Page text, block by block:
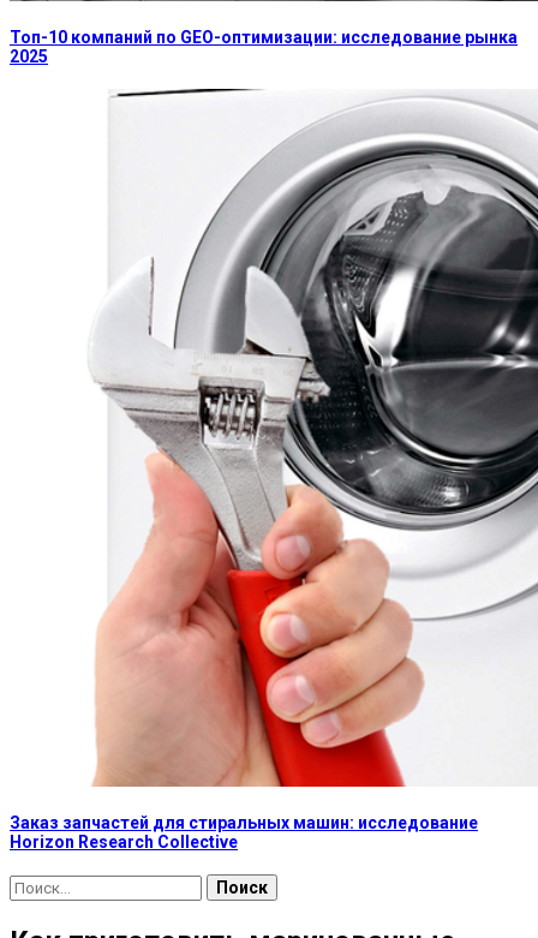
Топ-10 компаний по GEO-оптимизации: исследование рынка
2025
Заказ запчастей для стиральных машин: исследование
Horizon Research Collective
Найти: